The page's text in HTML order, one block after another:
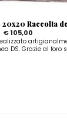
Raccolta
€ 105,00
DS. Grazie al foro